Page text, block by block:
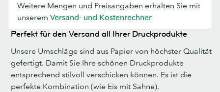
Weitere Mengen und Preisangaben erhalten Sie mit
unserem Versand- und Kostenrechner
Perfekt für den Versand all Ihrer Druckprodukte
Unsere Umschläge sind aus Papier von höchster Qualität
gefertigt. Damit Sie Ihre schönen Druckprodukte
entsprechend stilvoll verschicken können. Es ist die
perfekte Kombination (wie Eis mit Sahne).